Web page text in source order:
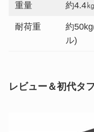
重量 約4.4㎏
耐荷重
約
ル)
レビュー＆初代タ